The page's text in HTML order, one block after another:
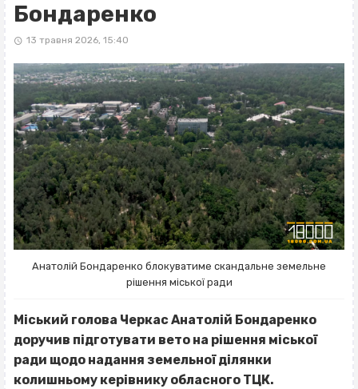
Бондаренко
13 травня 2026, 15:40
Анатолій Бондаренко блокуватиме скандальне земельне
рішення міської ради
Міський голова Черкас Анатолій Бондаренко
доручив підготувати вето на рішення міської
ради щодо надання земельної ділянки
колишньому керівнику обласного ТЦК.